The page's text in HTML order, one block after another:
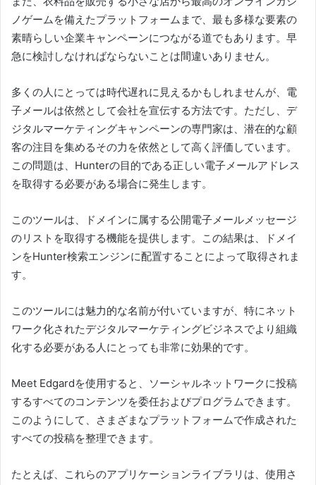
ノゲームを備えたプラットフォームまで、最も多様な要素の
素晴らしい企業キャンペーンにつながる道でもあります。 早
急に検討しなければならないことは間違いありません。
多くの人にとっては時代遅れに見えるかもしれませんが、電
子メールは依然として会社を宣伝する方法です。 ただし、 デ
ジタルマーケティングキャンペーンの専門家は、潜在的な顧
客の注目を集めるその力を依然として高く評価しています。
この問題は、Hunterの目的である正しい電子メールアドレス
を取得する必要がある場合に発生します。
このツールは、ドメインに属する公開電子メールメッセージ
のリストを取得する機能を提供します。
この結果は、ドメイ
ンをHunter検索エンジンに配置することによって取得されま
す。
このツールには魅力的な名前が付いていますが、特にネット
ワーク化されたデジタルマーケティングビジネスでより組織
化する必要がある人にとっても非常に効果的です。
Meet Edgardを使用すると、ソーシャルネットワークに投稿
するすべてのコンテンツを委任およびプログラムできます。
このようにして、さまざまなプラットフォームで作成された
すべての投稿を整理できます。
たとえば、これらのアプリケーションライブラリは、使用さ